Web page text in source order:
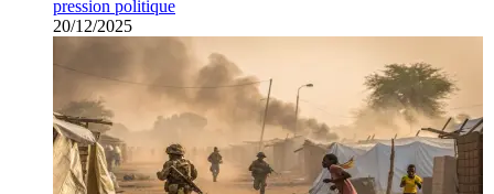
pression politique
20/12/2025